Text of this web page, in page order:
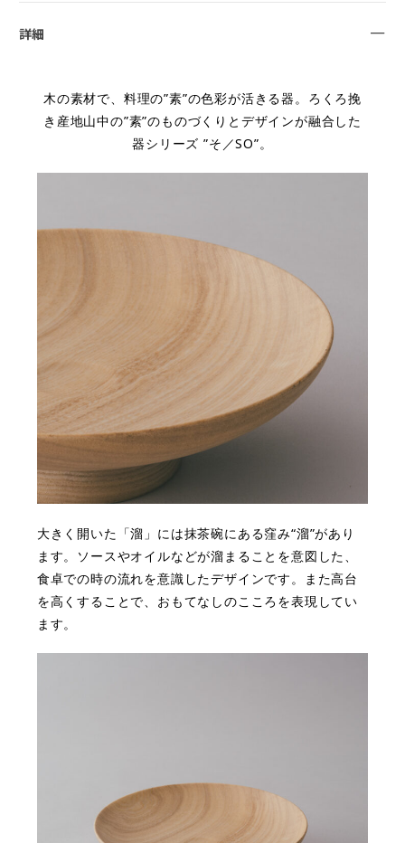
詳細
木の素材で、料理の”素”の色彩が活きる器。ろくろ挽
き産地山中の”素”のものづくりとデザインが融合した
器シリーズ ”そ／SO”。
大きく開いた「溜」には抹茶碗にある窪み“溜”があり
ます。ソースやオイルなどが溜まることを意図した、
食卓での時の流れを意識したデザインです。また高台
を高くすることで、おもてなしのこころを表現してい
ます。